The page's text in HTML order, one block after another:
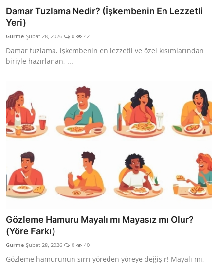
Gıda Güvenliği & Bilimi
Kalori & Diyet Rehberi
Mutfak Püf Noktaları & İpuçları
Temel Gıda ve Ürün Rehberleri
İçecek Kültürü & Barista
Gıda Güvenliği & Sağlık
İçecek Kültürü & Rehberleri
Mutfak Temizliği & Pratik Bilgiler
Anne & Bebek Beslenmesi
Damar Tuzlama Nedir? (İşkembenin En Lezzetli
Yeri)
Gurme Şubat 28, 2026 0 42
Damar tuzlama, işkembenin en lezzetli ve özel kısımlarından
biriyle hazırlanan, ...
Gözleme Hamuru Mayalı mı Mayasız mı Olur?
(Yöre Farkı)
Gurme Şubat 28, 2026 0 40
Gözleme hamurunun sırrı yöreden yöreye değişir! Mayalı mı,